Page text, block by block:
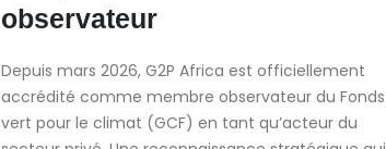
observateur
Depuis mars 2026, G2P Africa est officiellement
accrédité comme membre observateur du Fonds
vert pour le climat (GCF) en tant qu’acteur du